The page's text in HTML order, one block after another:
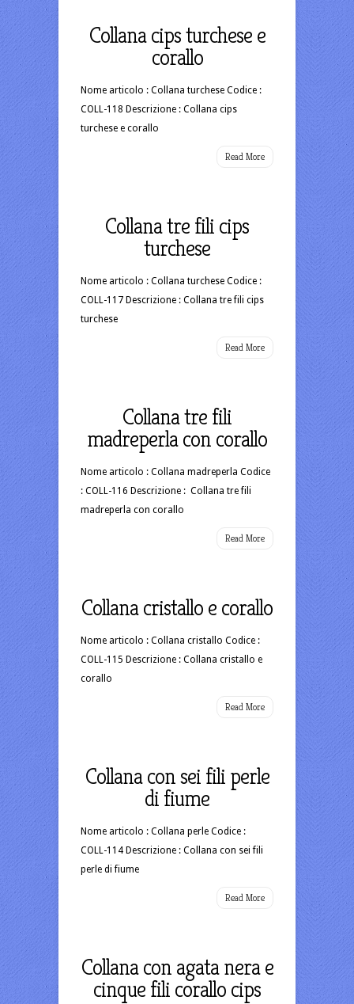
Collana cips turchese e
corallo
Nome articolo : Collana turchese Codice :
COLL-118 Descrizione : Collana cips
turchese e corallo
Read More
Collana tre fili cips
turchese
Nome articolo : Collana turchese Codice :
COLL-117 Descrizione : Collana tre fili cips
turchese
Read More
Collana tre fili
madreperla con corallo
Nome articolo : Collana madreperla Codice
: COLL-116 Descrizione : Collana tre fili
madreperla con corallo
Read More
Collana cristallo e corallo
Nome articolo : Collana cristallo Codice :
COLL-115 Descrizione : Collana cristallo e
corallo
Read More
Collana con sei fili perle
di fiume
Nome articolo : Collana perle Codice :
COLL-114 Descrizione : Collana con sei fili
perle di fiume
Read More
Collana con agata nera e
cinque fili corallo cips